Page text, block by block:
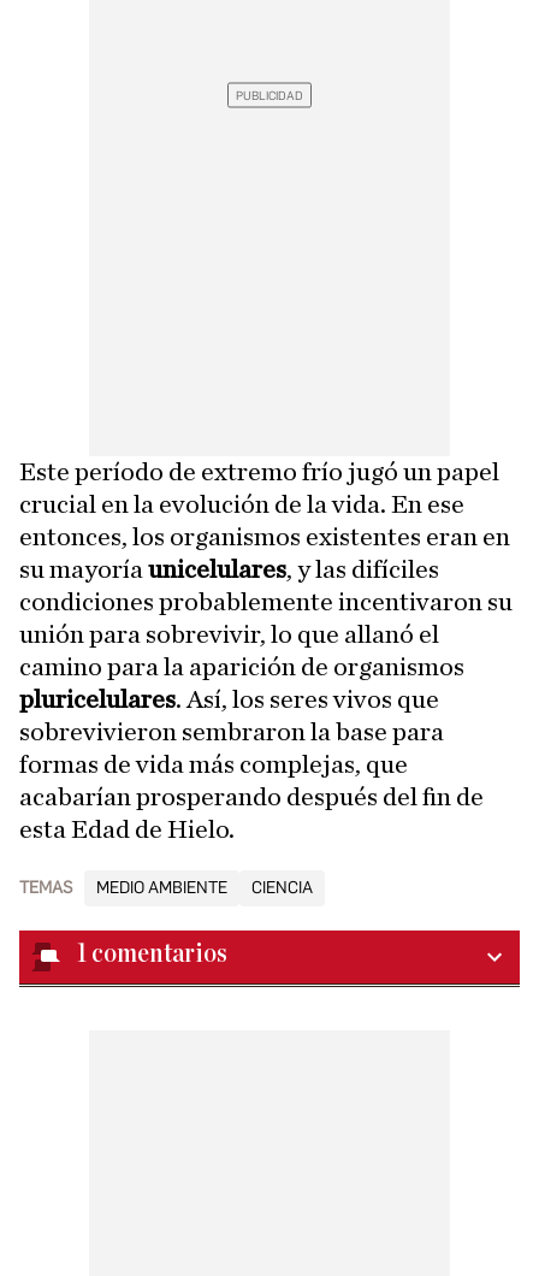
Este período de extremo frío jugó un papel
crucial en la evolución de la vida. En ese
entonces, los organismos existentes eran en
su mayoría unicelulares, y las difíciles
condiciones probablemente incentivaron su
unión para sobrevivir, lo que allanó el
camino para la aparición de organismos
pluricelulares. Así, los seres vivos que
sobrevivieron sembraron la base para
formas de vida más complejas, que
acabarían prosperando después del fin de
esta Edad de Hielo.
TEMAS MEDIO AMBIENTE CIENCIA
1 comentarios